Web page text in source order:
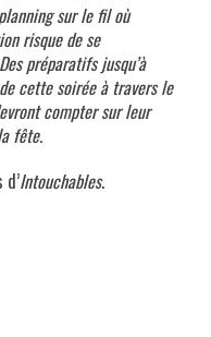
sur le fil où
risque de se
préparatifs jusqu’à
cette soirée à travers le
compter sur leur
fête.
Intouchables.